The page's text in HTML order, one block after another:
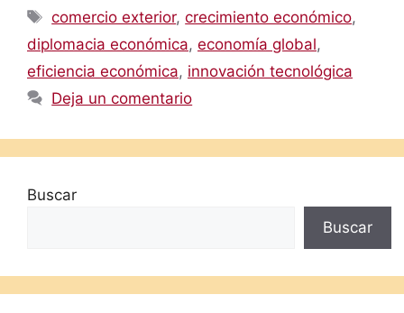
Etiquetas
comercio exterior,crecimiento económico,
diplomacia económica, economía global,
eficiencia económica, innovación tecnológica
Deja un comentario
Buscar
Buscar